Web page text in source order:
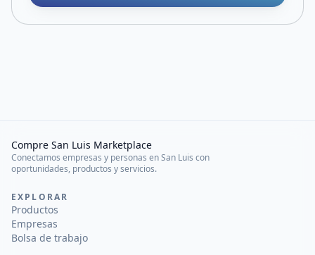
Compre San Luis Marketplace
Conectamos empresas y personas en San Luis con
oportunidades, productos y servicios.
EXPLORAR
Productos
Empresas
Bolsa de trabajo